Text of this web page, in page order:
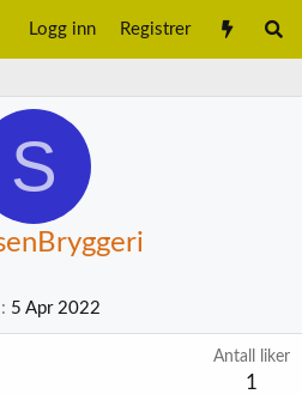
Logg inn Registrer
S
5 Apr 2022
Antall liker
1